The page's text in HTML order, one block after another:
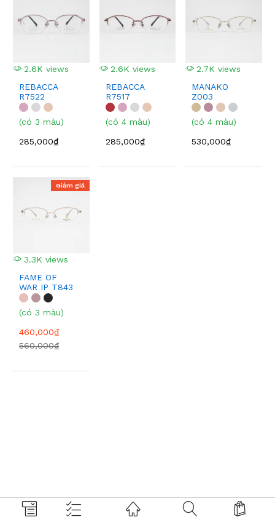
2.6K views
REBACCA
R7522
(có 3 màu)
285,000₫
2.6K views
REBACCA
R7517
(có 4 màu)
285,000₫
2.7K views
MANAKO
Z003
(có 4 màu)
530,000₫
3.3K views
Giảm giá
FAME OF
WAR IP T843
(có 3 màu)
460,000₫
560,000₫